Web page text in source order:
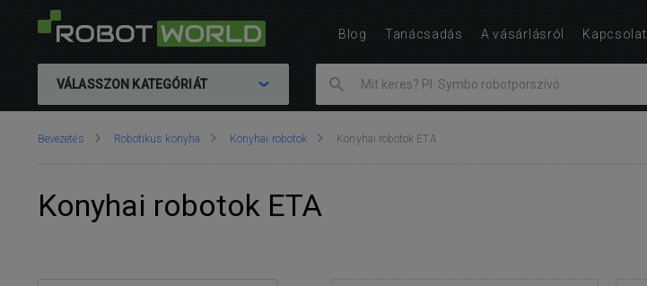
VÁLASSZON KATEGÓRIÁT
Ön
Bevezetés Robotikus konyha Konyhai robotok Konyhai robotok ETA
Konyhai robotok ETA
Blog Tanácsadás A vásárlásról Kapcsolat